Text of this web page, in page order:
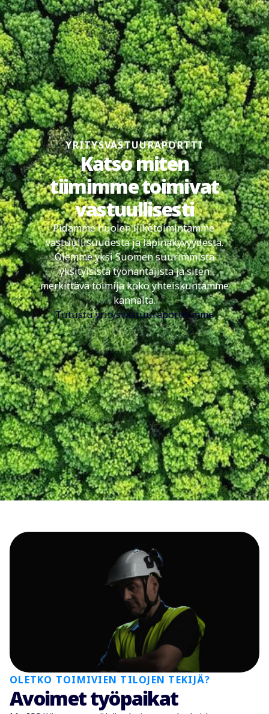
YRITYSVASTUURAPORTTI
Katso miten
tiimimme toimivat
vastuullisesti
Pidämme huolen liiketoimintamme
vastuullisuudesta ja läpinäkyvyydestä.
Olemme yksi Suomen suurimmista
yksityisistä työnantajista ja siten
merkittävä toimija koko yhteiskuntamme
kannalta.
Tutustu yritysvastuuraporttiimme
OLETKO TOIMIVIEN TILOJEN TEKIJÄ?
Avoimet työpaikat